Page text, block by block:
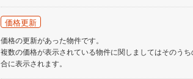
価格更新
価格の更新があった物件です。
複数の価格が表示されている物件に関しましてはそのう
合に表示されます。